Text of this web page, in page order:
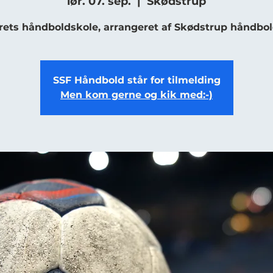
håndboldskole, arrangeret af Skødstrup
SSF Håndbold står for tilmelding
Men kom gerne og kik med:-)